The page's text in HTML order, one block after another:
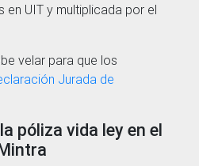
en UIT y multiplicada por el
velar para que los
Jurada de
póliza vida ley en el